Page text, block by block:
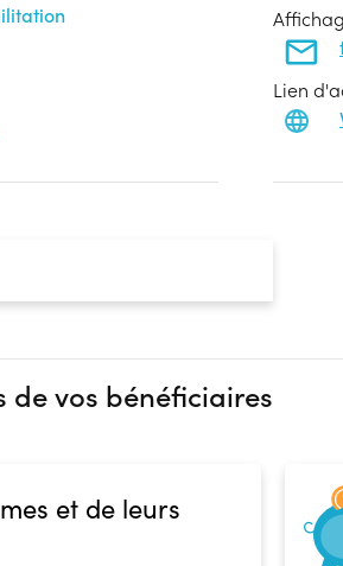
Lien
vos bénéficiaires
et de leurs